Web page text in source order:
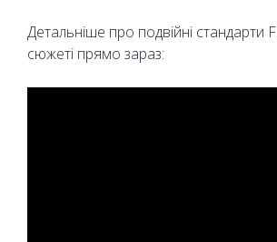
Детальніше про подвійні стандарти
сюжеті прямо зараз: